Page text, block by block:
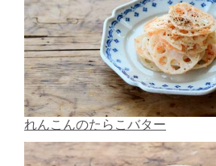
れんこんのたらこバター